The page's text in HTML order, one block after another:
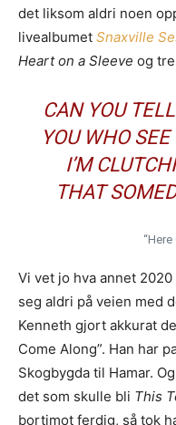
det liksom aldri noen
livealbumet Snaxville
Heart on a Sleeve og
CAN YOU
YOU WHO
I’M
THAT
“Here
Vi vet jo hva annet
seg aldri på veien med
Kenneth gjort akkurat
Come Along”. Han har
Skogbygda til Hamar.
det som skulle bli This
bortimot ferdig, så tok